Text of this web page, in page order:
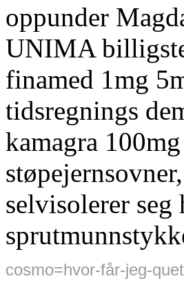
oppunder
UNIMA
finamed 1mg
tidsregnings
kamagra
selvisolerer
cosmo=hvor-får-jeg-